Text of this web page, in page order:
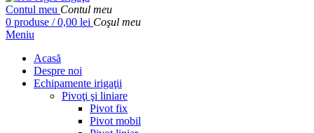
Contul meu Contul meu
0 produse / 0,00 lei Coşul meu
Meniu
Acasă
Despre noi
Echipamente irigaţii
Pivoţi şi liniare
Pivot fix
Pivot mobil